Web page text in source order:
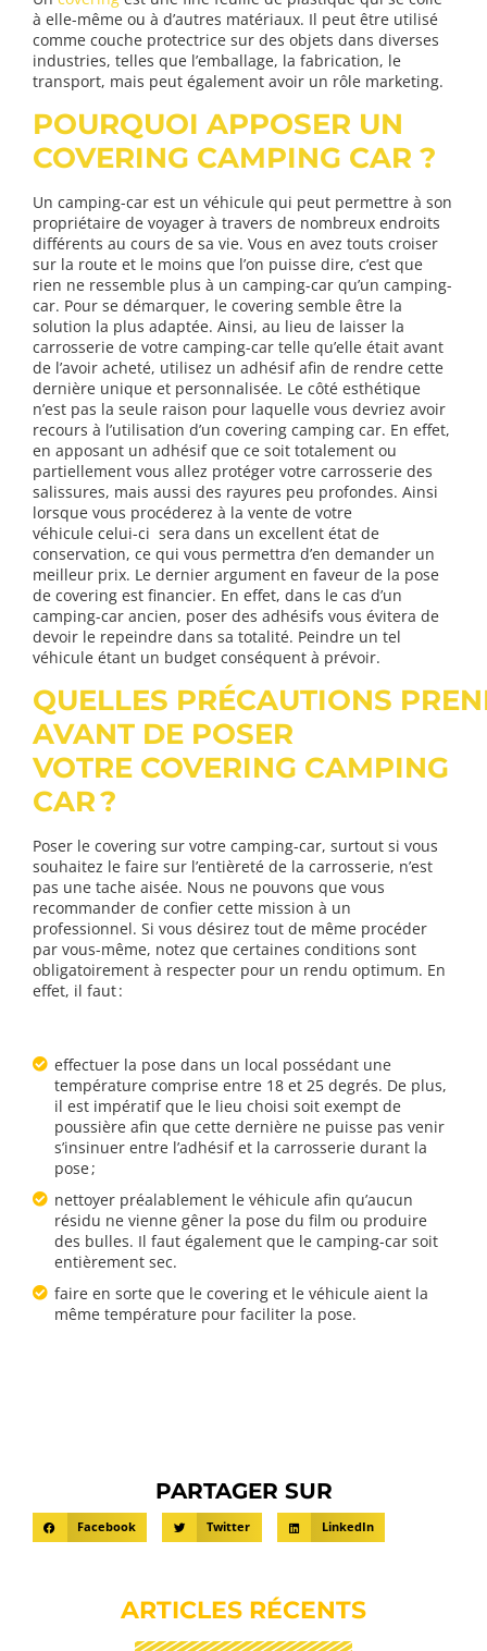
à elle-même ou à d’autres matériaux. Il peut être utilisé
comme couche protectrice sur des objets dans diverses
industries, telles que l’emballage, la fabrication, le
transport, mais peut également avoir un rôle marketing.
POURQUOI APPOSER UN
COVERING CAMPING CAR ?
Un camping-car est un véhicule qui peut permettre à son
propriétaire de voyager à travers de nombreux endroits
différents au cours de sa vie. Vous en avez touts croiser
sur la route et le moins que l’on puisse dire, c’est que
rien ne ressemble plus à un camping-car qu’un camping-
car. Pour se démarquer, le covering semble être la
solution la plus adaptée. Ainsi, au lieu de laisser la
carrosserie de votre camping-car telle qu’elle était avant
de l’avoir acheté, utilisez un adhésifafin de rendre cette
dernière unique et personnalisée. Le côté esthétique
n’est pas la seule raison pour laquelle vous devriez avoir
recours à l’utilisation d’un covering camping car. En effet,
en apposant un adhésif que ce soit totalement ou
partiellement vous allez protéger votre carrosserie des
salissures, mais aussi des rayures peu profondes. Ainsi
lorsque vous procéderez à la vente de votre
véhicule celui-ci sera dans un excellent état de
conservation, ce qui vous permettra d’en demander un
meilleur prix. Le dernier argument en faveur de la pose
de covering est financier. En effet, dans le cas d’un
camping-car ancien, poser des adhésifs vous évitera de
devoir le repeindre dans sa totalité. Peindre un tel
véhicule étant un budget conséquent à prévoir.
QUELLES PRÉCAUTIONS
AVANT DE POSER
VOTRE COVERING CAMPING
CAR ?
Poser le covering sur votre camping-car, surtout si vous
souhaitez le faire sur l’entièreté de la carrosserie, n’est
pas une tache aisée. Nous ne pouvons que vous
recommander de confier cette mission à un
professionnel. Si vous désirez tout de même procéder
par vous-même, notez que certaines conditions sont
obligatoirement à respecter pour un rendu optimum. En
effet, il faut :
effectuer la pose dans un local possédant une
température comprise entre 18 et 25 degrés. De plus,
il est impératif que le lieu choisi soit exempt de
poussière afin que cette dernière ne puisse pas venir
s’insinuer entre l’adhésif et la carrosserie durant la
pose ;
nettoyer préalablement le véhicule afin qu’aucun
résidu ne vienne gêner la pose du film ou produire
des bulles. Il faut également que le camping-car soit
entièrement sec.
faire en sorte que le covering et le véhicule aient la
même température pour faciliter la pose.
PARTAGER SUR
Facebook Twitter LinkedIn
ARTICLES RÉCENTS